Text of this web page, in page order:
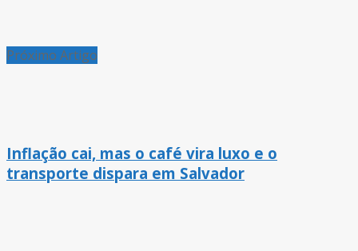
Próximo Artigo
Inflação cai, mas o café vira luxo e o
transporte dispara em Salvador